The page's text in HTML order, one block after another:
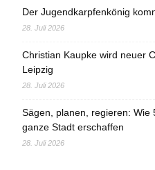
Der Jugendkarpfenkönig
28. Juli 2026
Christian Kaupke wird neuer
Leipzig
28. Juli 2026
Sägen, planen, regieren: Wie
ganze Stadt erschaffen
28. Juli 2026